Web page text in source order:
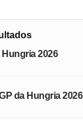
2026
da Hungria 2026